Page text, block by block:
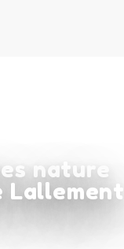
nature
Lallement